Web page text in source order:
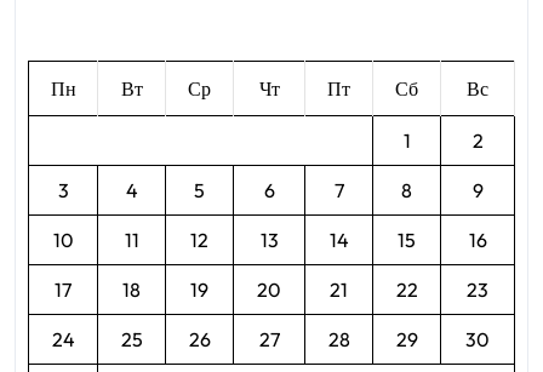
Пн Вт Ср Чт Пт Сб Вс
1 2
3 4 5 6 7 8 9
10 11 12 13 14 15 16
17 18 19 20 21 22 23
24 25 26 27 28 29 30